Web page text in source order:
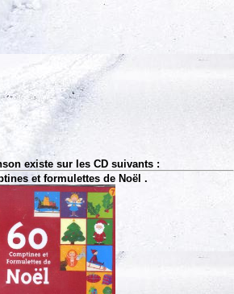
existe sur les CD suivants :
et formulettes de Noël .